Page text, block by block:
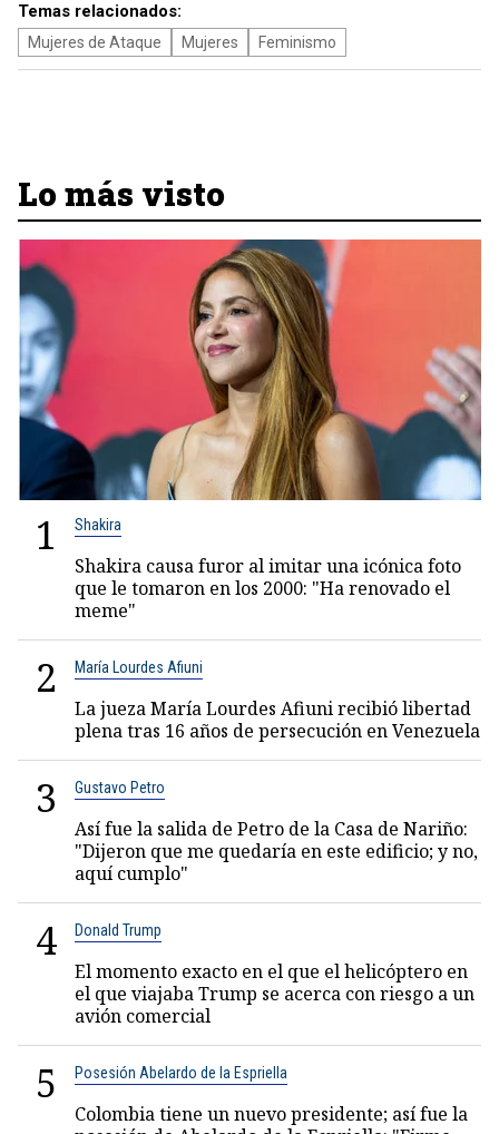
Temas relacionados:
Mujeres de Ataque Mujeres Feminismo
Lo más visto
1 Shakira
Shakira causa furor al imitar una icónica foto
que le tomaron en los 2000: "Ha renovado el
meme"
2 María Lourdes Afiuni
La jueza María Lourdes Afiuni recibió libertad
plena tras 16 años de persecución en Venezuela
3 Gustavo Petro
Así fue la salida de Petro de la Casa de Nariño:
"Dijeron que me quedaría en este edificio; y no,
aquí cumplo"
4 Donald Trump
El momento exacto en el que el helicóptero en
el que viajaba Trump se acerca con riesgo a un
avión comercial
5 Posesión Abelardo de la Espriella
Colombia tiene un nuevo presidente; así fue la